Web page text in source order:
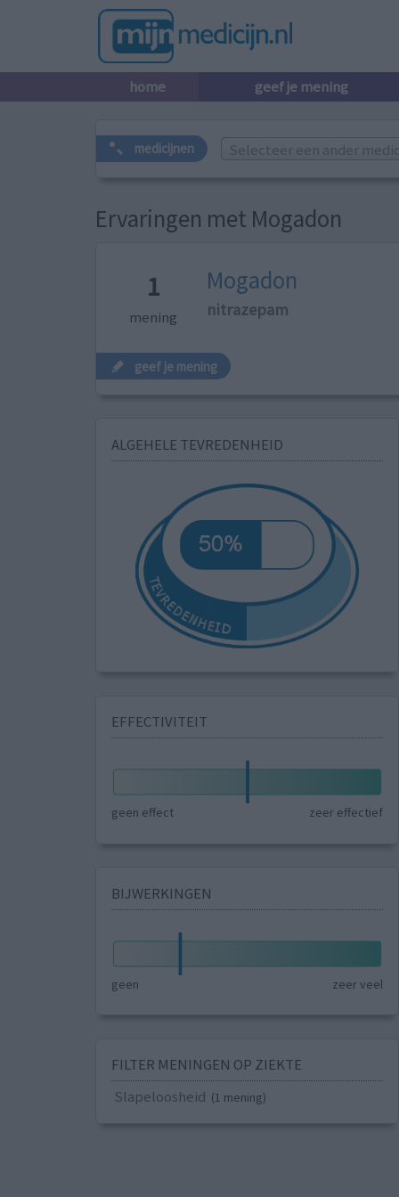
home geef je mening
medicijnen Selecteer een ander
Ervaringen met Mogadon
1
mening
Mogadon
nitrazepam
geef je mening
ALGEHELE TEVREDENHEID
EFFECTIVITEIT
geen effect zeer effectief
BIJWERKINGEN
geen zeer veel
FILTER MENINGEN OP ZIEKTE
Slapeloosheid (1 mening)